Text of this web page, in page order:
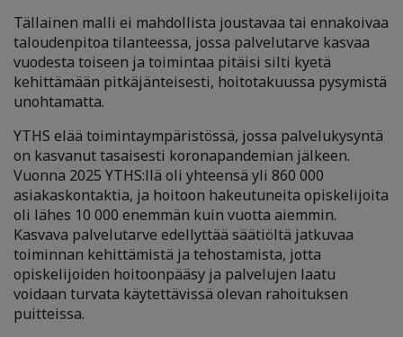
Tällainen malli ei mahdollista joustavaa tai ennakoivaa
taloudenpitoa tilanteessa, jossa palvelutarve kasvaa
vuodesta toiseen ja toimintaa pitäisi silti kyetä
kehittämään pitkäjänteisesti, hoitotakuussa pysymistä
unohtamatta.
YTHS elää toimintaympäristössä, jossa palvelukysyntä
on kasvanut tasaisesti koronapandemian jälkeen.
Vuonna 2025 YTHS:llä oli yhteensä yli 860 000
asiakaskontaktia, ja hoitoon hakeutuneita opiskelijoita
oli lähes 10 000 enemmän kuin vuotta aiemmin.
Kasvava palvelutarve edellyttää säätiöltä jatkuvaa
toiminnan kehittämistä ja tehostamista, jotta
opiskelijoiden hoitoonpääsy ja palvelujen laatu
voidaan turvata käytettävissä olevan rahoituksen
puitteissa.